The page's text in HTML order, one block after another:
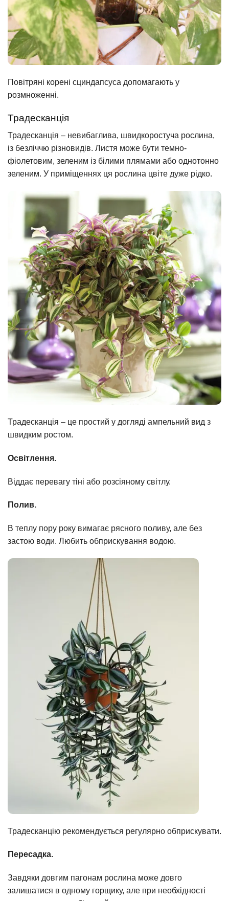
Повітряні корені сциндапсуса допомагають у
розмноженні.
Традесканція
Традесканція – невибаглива, швидкоростуча рослина,
із безліччю різновидів. Листя може бути темно-
фіолетовим, зеленим із білими плямами або однотонно
зеленим. У приміщеннях ця рослина цвіте дуже рідко.
Традесканція – це простий у догляді ампельний вид з
швидким ростом.
Освітлення.
Віддає перевагу тіні або розсіяному світлу.
Полив.
В теплу пору року вимагає рясного поливу, але без
застою води. Любить обприскування водою.
Традесканцію рекомендується регулярно обприскувати.
Пересадка.
Завдяки довгим пагонам рослина може довго
залишатися в одному горщику, але при необхідності